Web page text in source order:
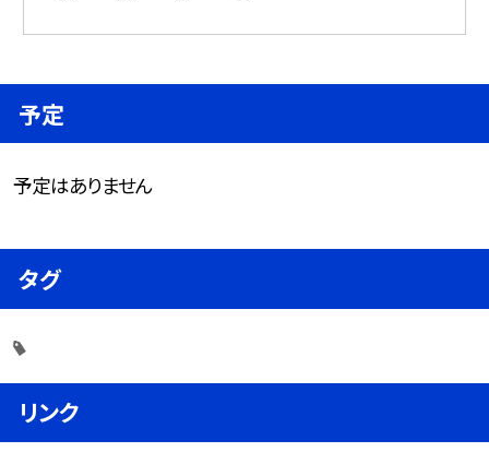
予定
予定はありません
タグ
リンク